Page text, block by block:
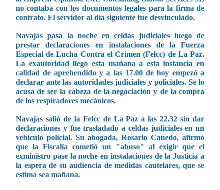
no contaba con los documentos legales para la firma de
contrato. El servidor al día siguiente fue desvinculado.
Navajas pasa la noche en celdas judiciales luego de
prestar declaraciones en instalaciones de la Fuerza
Especial de Lucha Contra el Crimen (Felcc) de La Paz.
La exautoridad llegó esta mañana a esta instancia en
calidad de aprehendido y a las 17.00 de hoy empezó a
declarar ante las autoridades judiciales y policiales. Se lo
acusa de ser la cabeza de la negociación y de la compra
de los respiradores mecánicos.
Navajas salió de la Felcc de La Paz a las 22.32 sin dar
declaraciones y fue trasladado a celdas judiciales en un
vehículo policial. Su abogada, Rosario Canedo, afirmó
que la Fiscalía cometió un "abuso" al exigir que el
exministro pase la noche en instalaciones de la Justicia a
la espera de su audiencia de medidas cautelares, que se
estima sea mañana.